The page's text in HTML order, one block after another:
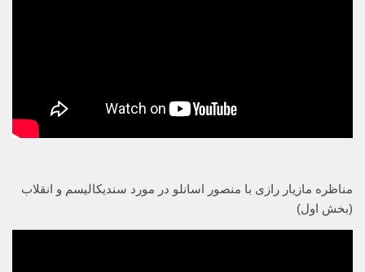
مناظره مازیار رازی با منصور اسانلو در مورد سندیکالیسم و انقلاب
(بخش اول)